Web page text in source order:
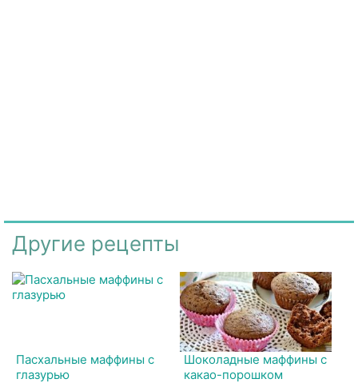
Другие рецепты
Пасхальные маффины с
глазурью
Шоколадные маффины с
какао-порошком